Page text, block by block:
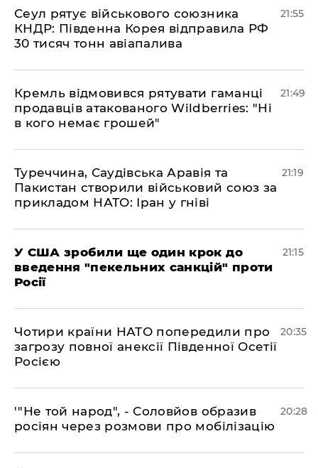
​Сеул рятує військового союзника
КНДР: Південна Корея відправила РФ
30 тисяч тонн авіапалива
21:55
​Кремль відмовився рятувати гаманці
продавців атакованого Wildberries: "Ні
в кого немає грошей"
21:49
​Туреччина, Саудівська Аравія та
Пакистан створили військовий союз за
прикладом НАТО: Іран у гніві
21:19
​У США зробили ще один крок до
введення "пекельних санкцій" проти
Росії
21:15
​Чотири країни НАТО попередили про
загрозу повної анексії Південної Осетії
Росією
20:35
​'"Не той народ", - Соловйов образив
росіян через розмови про мобілізацію
20:28